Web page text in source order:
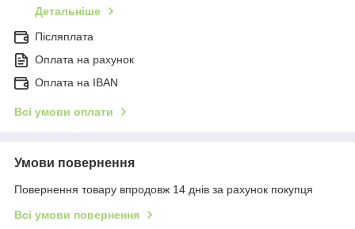
Детальніше
Післяплата
Оплата на рахунок
Оплата на IBAN
Всі умови оплати
Умови повернення
Повернення товару впродовж 14 днів за рахунок покупця
Всі умови повернення